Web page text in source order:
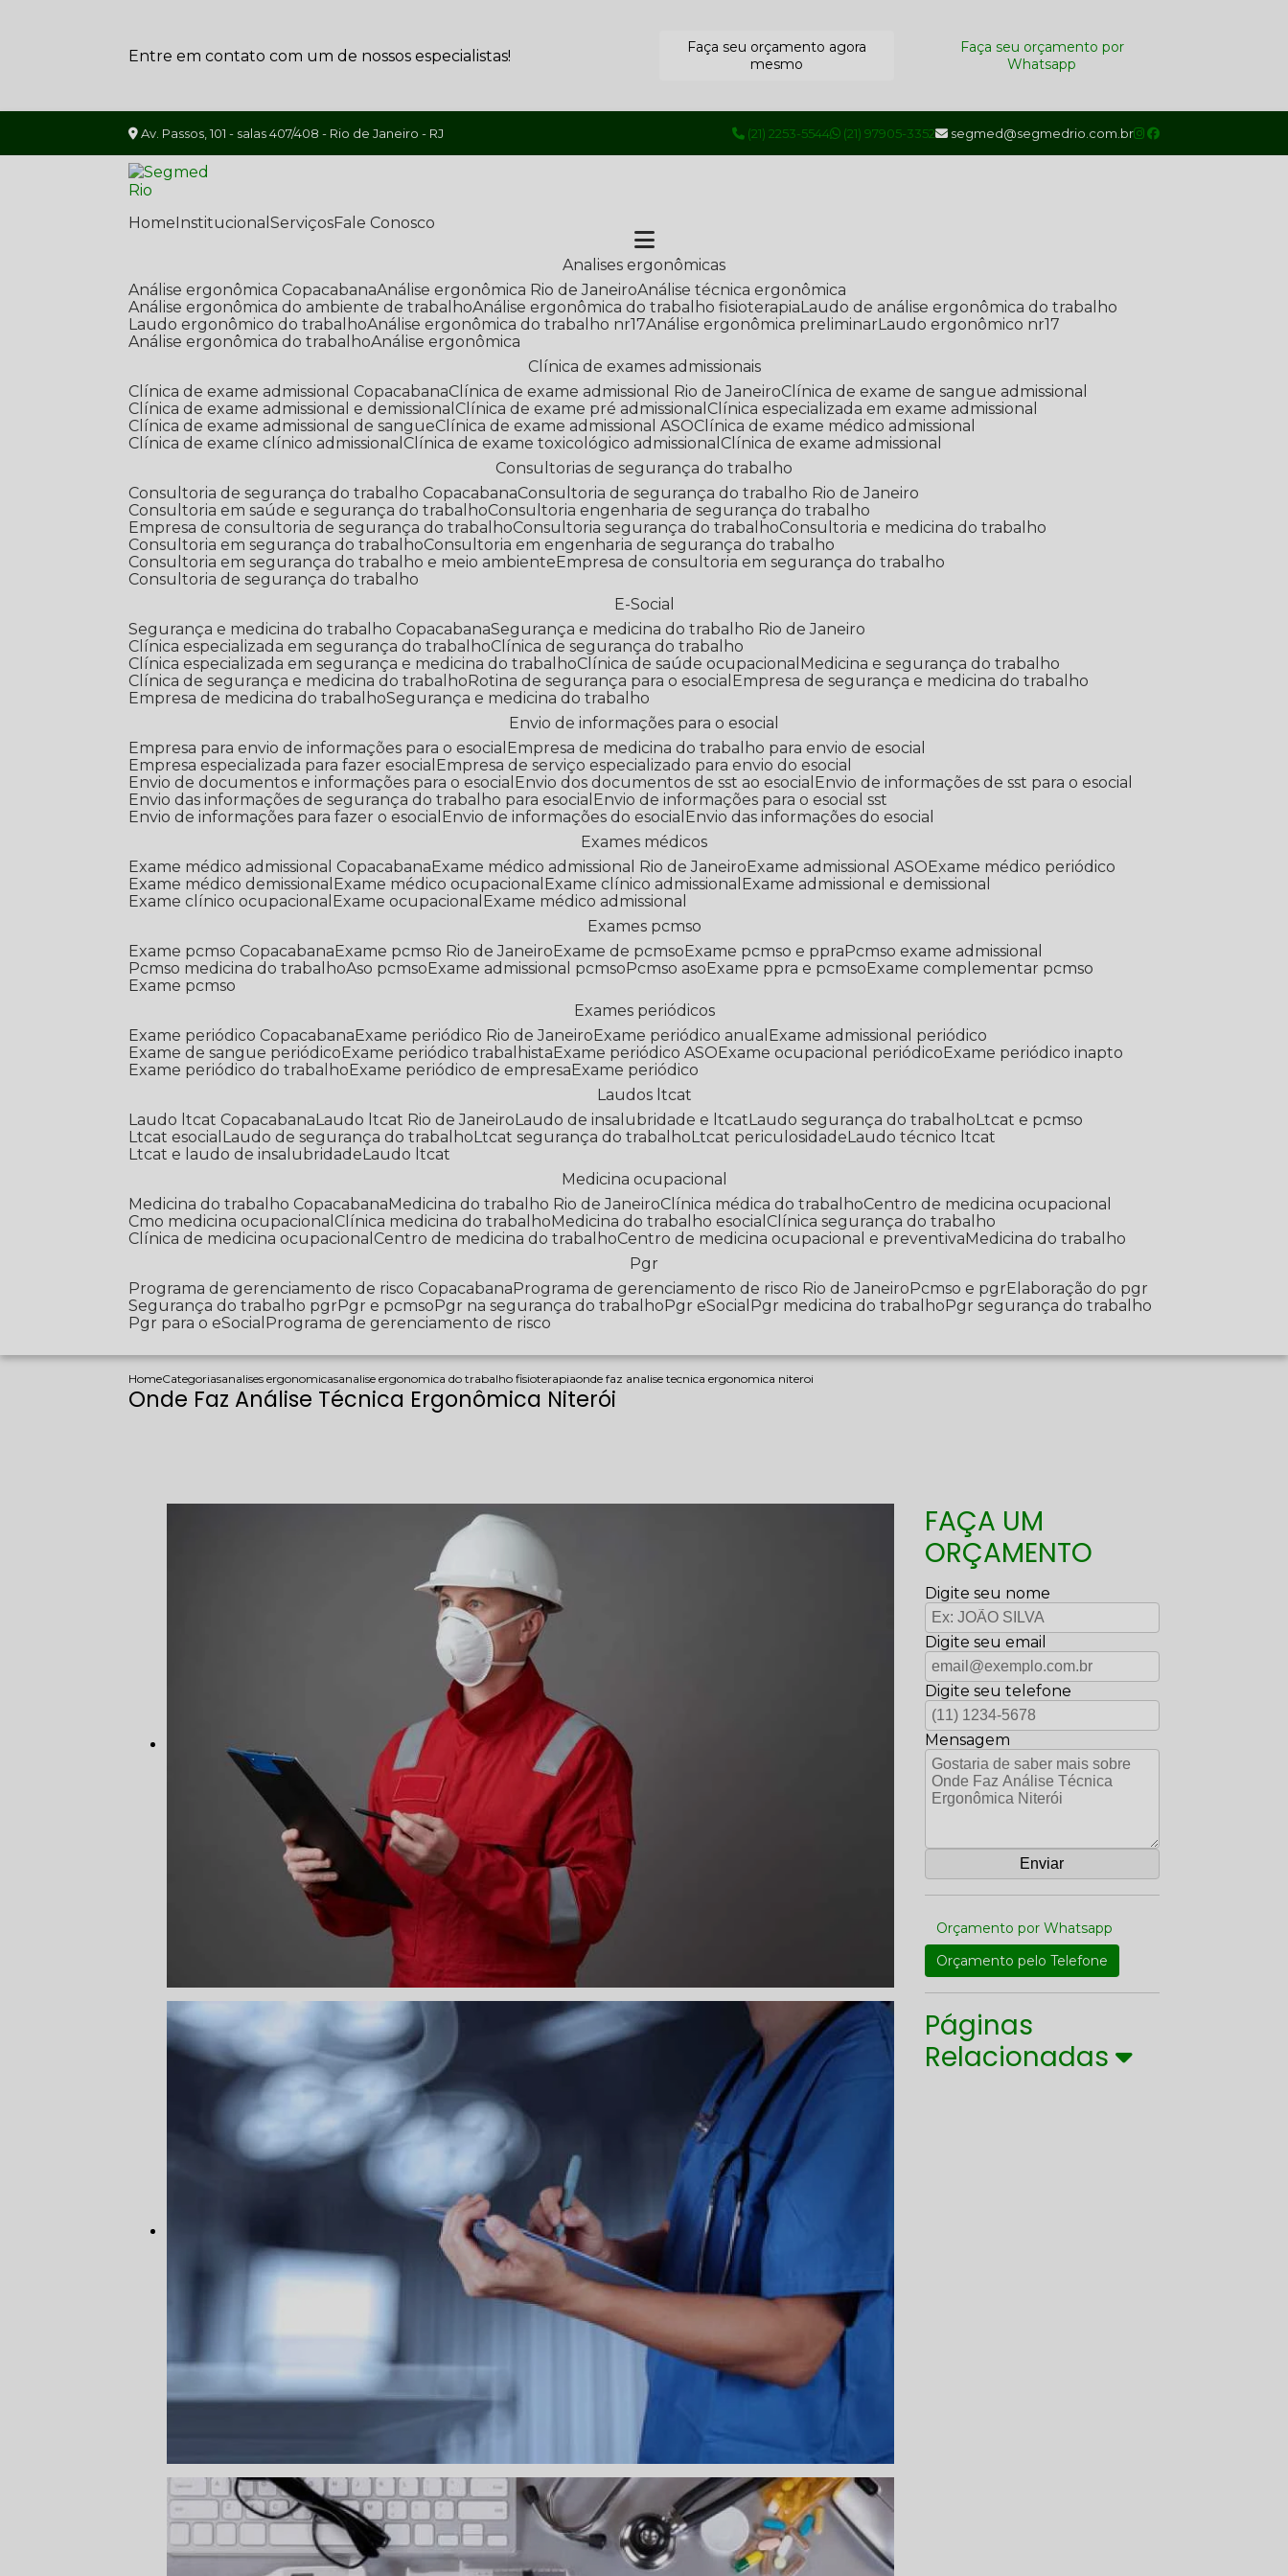
Entre em contato com um de nossos especialistas!
Faça seu orçamento agora
mesmo
Faça seu orçamento por
Whatsapp
Av. Passos, 101 - salas 407/408 - Rio de Janeiro - RJ (21) 2253-5544 (21) 97905-3352 segmed@segmedrio.com.br
Home Institucional Serviços Fale Conosco
Analises ergonômicas
Análise ergonômica Copacabana Análise ergonômica Rio de Janeiro Análise técnica ergonômica
Análise ergonômica do ambiente de trabalho Análise ergonômica do trabalho fisioterapia Laudo de análise ergonômica do trabalho
Laudo ergonômico do trabalho Análise ergonômica do trabalho nr17 Análise ergonômica preliminar Laudo ergonômico nr17
Análise ergonômica do trabalho Análise ergonômica
Clínica de exames admissionais
Clínica de exame admissional Copacabana
Clínica de exame admissional Rio de Janeiro
Clínica de exame de sangue admissional
Clínica de exame admissional e demissional
Clínica de exame pré admissional
Clínica especializada em exame admissional
Clínica de exame admissional de sangue
Clínica de exame admissional ASO
Clínica de exame médico admissional
Clínica de exame clínico admissional
Clínica de exame toxicológico admissional
Clínica de exame admissional
Consultorias de segurança do trabalho
Consultoria de segurança do trabalho Copacabana
Consultoria de segurança do trabalho Rio de Janeiro
Consultoria em saúde e segurança do trabalho
Consultoria engenharia de segurança do trabalho
Empresa de consultoria de segurança do trabalho
Consultoria segurança do trabalho
Consultoria e medicina do trabalho
Consultoria em segurança do trabalho
Consultoria em engenharia de segurança do trabalho
Consultoria em segurança do trabalho e meio ambiente
Empresa de consultoria em segurança do trabalho
Consultoria de segurança do trabalho
E-Social
Segurança e medicina do trabalho Copacabana Segurança e medicina do trabalho Rio de Janeiro
Clínica especializada em segurança do trabalho
Clínica de segurança do trabalho
Clínica especializada em segurança e medicina do trabalho
Clínica de saúde ocupacional
Medicina e segurança do trabalho
Clínica de segurança e medicina do trabalho
Rotina de segurança para o esocial
Empresa de segurança e medicina do trabalho
Empresa de medicina do trabalho Segurança e medicina do trabalho
Envio de informações para o esocial
Empresa para envio de informações para o esocial
Empresa de medicina do trabalho para envio de esocial
Empresa especializada para fazer esocial
Empresa de serviço especializado para envio do esocial
Envio de documentos e informações para o esocial
Envio dos documentos de sst ao esocial
Envio de informações de sst para o esocial
Envio das informações de segurança do trabalho para esocial
Envio de informações para o esocial sst
Envio de informações para fazer o esocial
Envio de informações do esocial
Envio das informações do esocial
Exames médicos
Exame médico admissional Copacabana
Exame médico admissional Rio de Janeiro Exame admissional ASO
Exame médico periódico
Exame médico demissional
Exame médico ocupacional Exame clínico admissional
Exame admissional e demissional
Exame clínico ocupacional
Exame ocupacional
Exame médico admissional
Exames pcmso
Exame pcmso Copacabana
Exame pcmso Rio de Janeiro Exame de pcmso Exame pcmso e ppra
Pcmso exame admissional
Pcmso medicina do trabalho Aso pcmso Exame admissional pcmso Pcmso aso Exame ppra e pcmso
Exame complementar pcmso
Exame pcmso
Exames periódicos
Exame periódico Copacabana
Exame periódico Rio de Janeiro Exame periódico anual
Exame admissional periódico
Exame de sangue periódico
Exame periódico trabalhista Exame periódico ASO Exame ocupacional periódico
Exame periódico inapto
Exame periódico do trabalho
Exame periódico de empresa
Exame periódico
Laudos ltcat
Laudo ltcat Copacabana Laudo ltcat Rio de Janeiro Laudo de insalubridade e ltcat Laudo segurança do trabalho Ltcat e pcmso
Ltcat esocial
Laudo de segurança do trabalho Ltcat segurança do trabalho Ltcat periculosidade Laudo técnico ltcat
Ltcat e laudo de insalubridade Laudo ltcat
Medicina ocupacional
Medicina do trabalho Copacabana
Medicina do trabalho Rio de Janeiro Clínica médica do trabalho
Centro de medicina ocupacional
Cmo medicina ocupacional
Clínica medicina do trabalho Medicina do trabalho esocial
Clínica segurança do trabalho
Clínica de medicina ocupacional
Centro de medicina do trabalho Centro de medicina ocupacional e preventiva
Medicina do trabalho
Pgr
Programa de gerenciamento de risco Copacabana
Programa de gerenciamento de risco Rio de Janeiro Pcmso e pgr
Elaboração do pgr
Segurança do trabalho pgr
Pgr e pcmso Pgr na segurança do trabalho Pgr eSocial Pgr medicina do trabalho
Pgr segurança do trabalho
Pgr para o eSocial
Programa de gerenciamento de risco
HomeCategoriasanalises ergonomicasanalise ergonomica do trabalho fisioterapiaonde faz analise tecnica ergonomica niteroi
Onde Faz Análise Técnica Ergonômica Niterói
FAÇA UM
ORÇAMENTO
Digite seu nome
Digite seu email
Digite seu telefone
Mensagem
Orçamento por Whatsapp
Orçamento pelo Telefone
Páginas
Relacionadas